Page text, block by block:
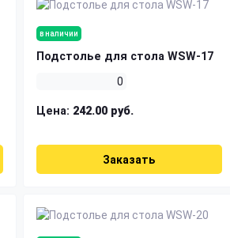
в наличии
Подстолье для стола WSW-17
0
Цена: 242.00 руб.
Заказать